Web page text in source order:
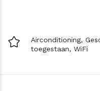
Airconditioning,
toegestaan,WiFi